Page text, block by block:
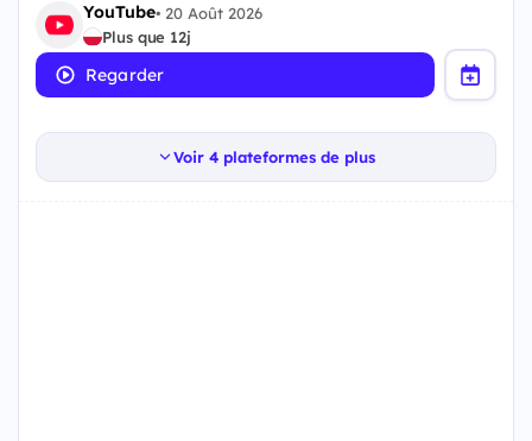
YouTube• 20 Août 2026
Plus que 12j
Regarder
Voir 4 plateformes de plus